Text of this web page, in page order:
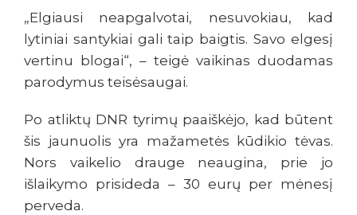
„Elgiausi neapgalvotai, nesuvokiau, kad
lytiniai santykiai gali taip baigtis. Savo elgesį
vertinu blogai“, – teigė vaikinas duodamas
parodymus teisėsaugai.
Po atliktų DNR tyrimų paaiškėjo, kad būtent
šis jaunuolis yra mažametės kūdikio tėvas.
Nors vaikelio drauge neaugina, prie jo
išlaikymo prisideda – 30 eurų per mėnesį
perveda.